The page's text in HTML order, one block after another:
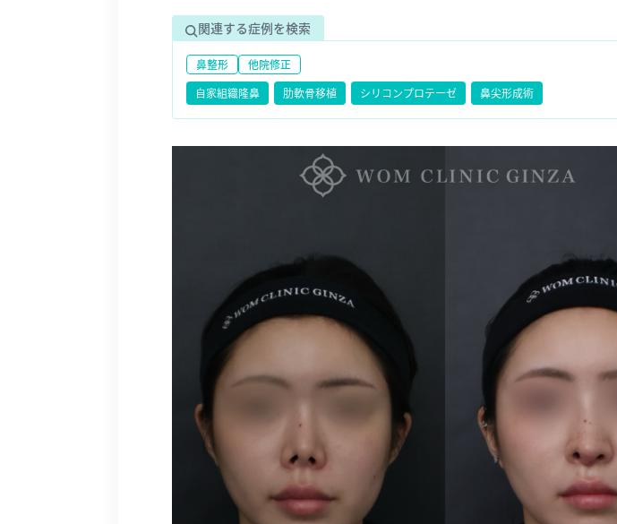
関連する症例を検索
鼻整形
他院修正
自家組織隆鼻
肋軟骨移植 シリコンプロテーゼ 鼻尖形成術